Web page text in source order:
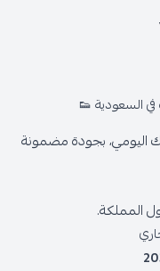
السعودية 👟
اليومي، بجودة مضمونة